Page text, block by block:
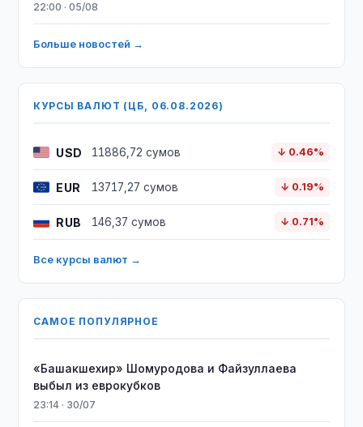
22:00 · 05/08
Больше новостей →
КУРСЫ ВАЛЮТ (ЦБ, 06.08.2026)
USD 11886,72 сумов ↓ 0.46%
EUR 13717,27 сумов ↓ 0.19%
RUB 146,37 сумов ↓ 0.71%
Все курсы валют →
САМОЕ ПОПУЛЯРНОЕ
«Башакшехир» Шомуродова и Файзуллаева
выбыл из еврокубков
23:14 · 30/07